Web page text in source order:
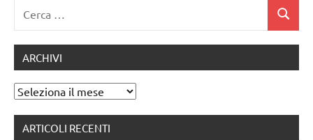
Cerca
ARCHIVI
Archivi
ARTICOLI RECENTI